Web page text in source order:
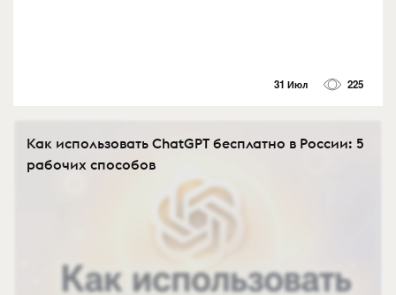
31 Июл 225
Как использовать ChatGPT бесплатно в России: 5
рабочих способов